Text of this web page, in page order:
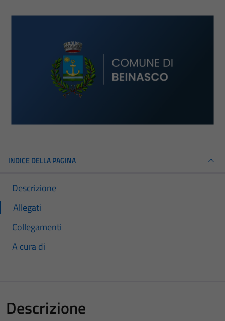
INDICE DELLA PAGINA
Descrizione
Allegati
Collegamenti
A cura di
Descrizione